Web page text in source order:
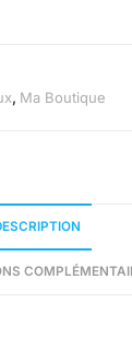
, Ma Boutique